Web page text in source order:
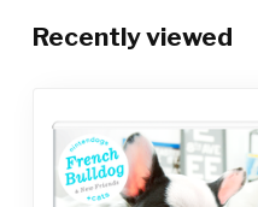
Recently viewed